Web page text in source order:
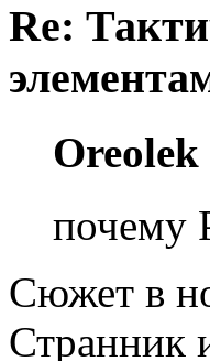
Re:
Oreolek
почему
Сюжет в
Странник